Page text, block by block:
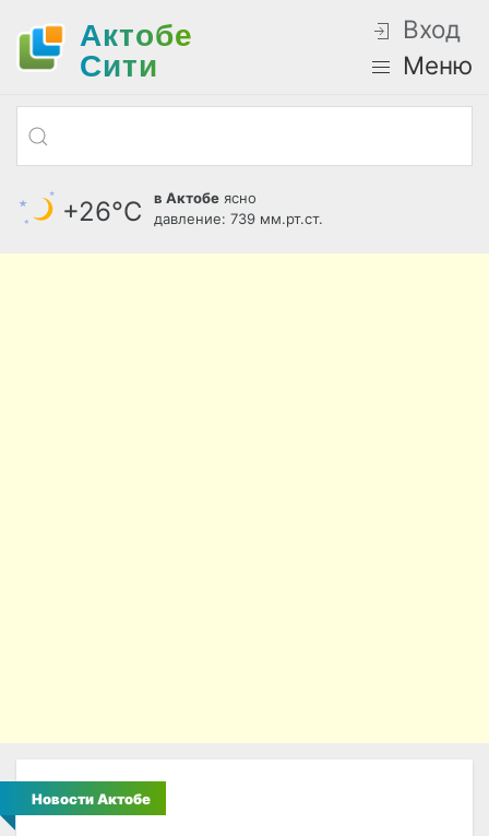
Актобе
Cити
Вход
Меню
+26°С в Актобе ясно
давление: 739 мм.рт.ст.
Новости Актобе